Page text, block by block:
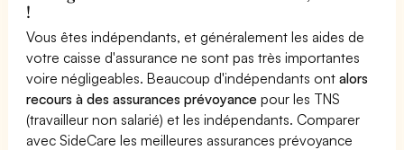
!
Vous êtes indépendants, et généralement les aides de
votre caisse d'assurance ne sont pas très importantes
voire négligeables. Beaucoup d'indépendants ontalors
recours à des assurances prévoyance pour les TNS
(travailleur non salarié) et les indépendants. Comparer
avec SideCare les meilleures assurances prévoyance